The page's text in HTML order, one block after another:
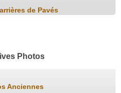
de Pavés
Photos
Anciennes